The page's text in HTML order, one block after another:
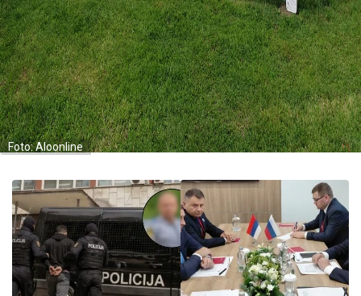
Foto: Aloonline